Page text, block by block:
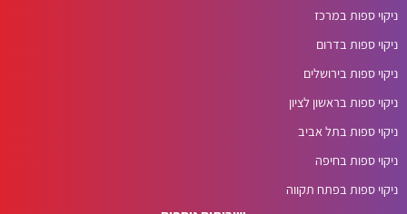
ניקוי ספות במרכז
ניקוי ספות בדרום
ניקוי ספות בירושלים
ניקוי ספות בראשון לציון
ניקוי ספות בתל אביב
ניקוי ספות בחיפה
ניקוי ספות בפתח תקווה